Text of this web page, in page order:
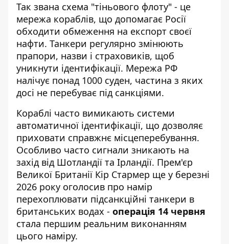
Так звана схема "тіньового флоту" - це
мережа кораблів, що допомагає Росії
обходити обмеження на експорт своєї
нафти. Танкери регулярно змінюють
прапори, назви і страховиків, щоб
уникнути ідентифікації. Мережа РФ
налічує понад 1000 суден, частина з яких
досі не перебуває під санкціями.
Кораблі часто вимикають системи
автоматичної ідентифікації, що дозволяє
приховати справжнє місцеперебування.
Особливо часто сигнали зникають на
захід від Шотландії та Ірландії. Прем'єр
Великої Британії Кір Стармер ще у березні
2026 року оголосив про намір
перехоплювати підсанкційні танкери в
британських водах - операція 14 червня
стала першим реальним виконанням
цього наміру.